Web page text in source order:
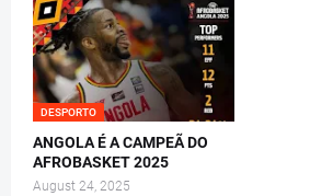
DESPORTO
ANGOLA É A CAMPEÃ DO
AFROBASKET 2025
August 24, 2025